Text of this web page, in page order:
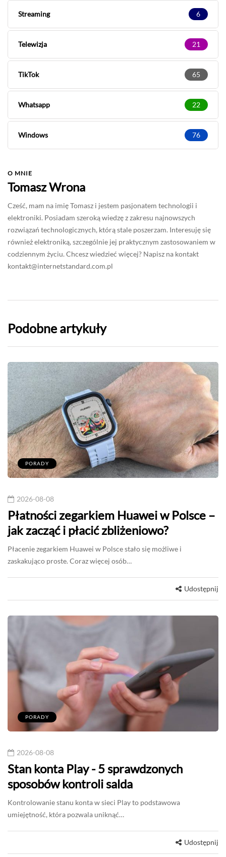
Streaming 6
Telewizja 21
TikTok 65
Whatsapp 22
Windows 76
O MNIE
Tomasz Wrona
Cześć, mam na imię Tomasz i jestem pasjonatem technologii i
elektroniki. Posiadam szeroką wiedzę z zakresu najnowszych
rozwiązań technologicznych, którą stale poszerzam. Interesuję się
również elektroniką, szczególnie jej praktycznym zastosowaniem w
codziennym życiu. Chcesz wiedzieć więcej? Napisz na kontakt
kontakt@internetstandard.com.pl
Podobne artykuły
PORADY
2026-08-08
Płatności zegarkiem Huawei w Polsce –
jak zacząć i płacić zbliżeniowo?
Płacenie zegarkiem Huawei w Polsce stało się możliwe i
zaskakująco proste. Coraz więcej osób…
Udostępnij
PORADY
2026-08-08
Stan konta Play - 5 sprawdzonych
sposobów kontroli salda
Kontrolowanie stanu konta w sieci Play to podstawowa
umiejętność, która pozwala uniknąć…
Udostępnij